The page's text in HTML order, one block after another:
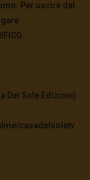
Per uscire dal
Del Sole Edizioni)
casadelsoletv